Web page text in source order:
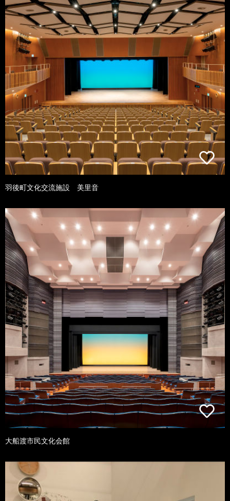
羽後町文化交流施設 美里音
大船渡市民文化会館